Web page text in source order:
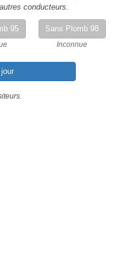
conducteurs.
95 Sans Plomb 98
Inconnue